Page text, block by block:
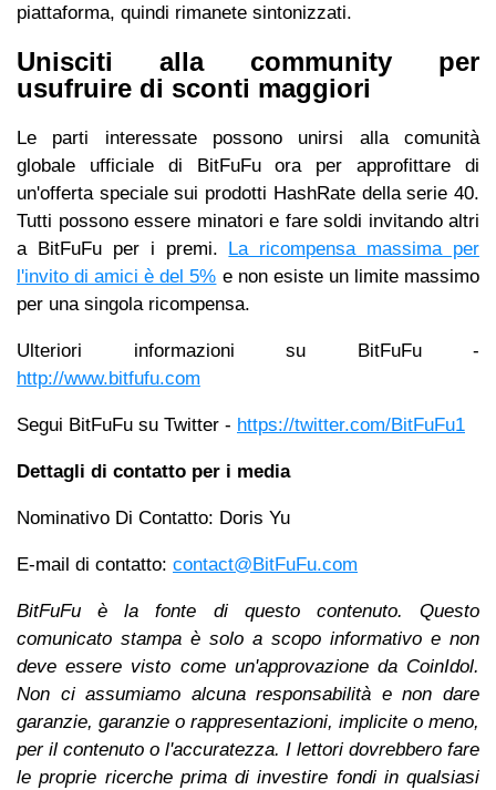
piattaforma, quindi rimanete sintonizzati.
Unisciti alla community per
usufruire di sconti maggiori
Le parti interessate possono unirsi alla comunità
globale ufficiale di BitFuFu ora per approfittare di
un'offerta speciale sui prodotti HashRate della serie 40.
Tutti possono essere minatori e fare soldi invitando altri
a BitFuFu per i premi. La ricompensa massima per
l'invito di amici è del 5% e non esiste un limite massimo
per una singola ricompensa.
Ulteriori informazioni su BitFuFu -
http://www.bitfufu.com
Segui BitFuFu su Twitter - https://twitter.com/BitFuFu1
Dettagli di contatto per i media
Nominativo Di Contatto: Doris Yu
E-mail di contatto: contact@BitFuFu.com
BitFuFu è la fonte di questo contenuto. Questo
comunicato stampa è solo a scopo informativo e non
deve essere visto come un'approvazione da CoinIdol.
Non ci assumiamo alcuna responsabilità e non dare
garanzie, garanzie o rappresentazioni, implicite o meno,
per il contenuto o l'accuratezza. I lettori dovrebbero fare
le proprie ricerche prima di investire fondi in qualsiasi